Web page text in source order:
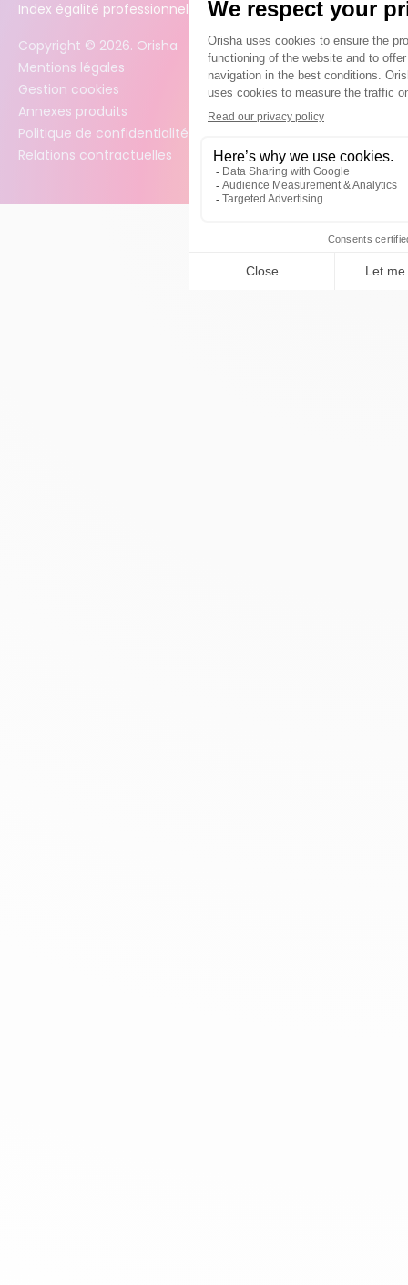
Index égalité professionnelle femmes / hommes
Copyright © 2026. Orisha
Mentions légales
Gestion cookies
Annexes produits
Politique de confidentialité des données
Relations contractuelles